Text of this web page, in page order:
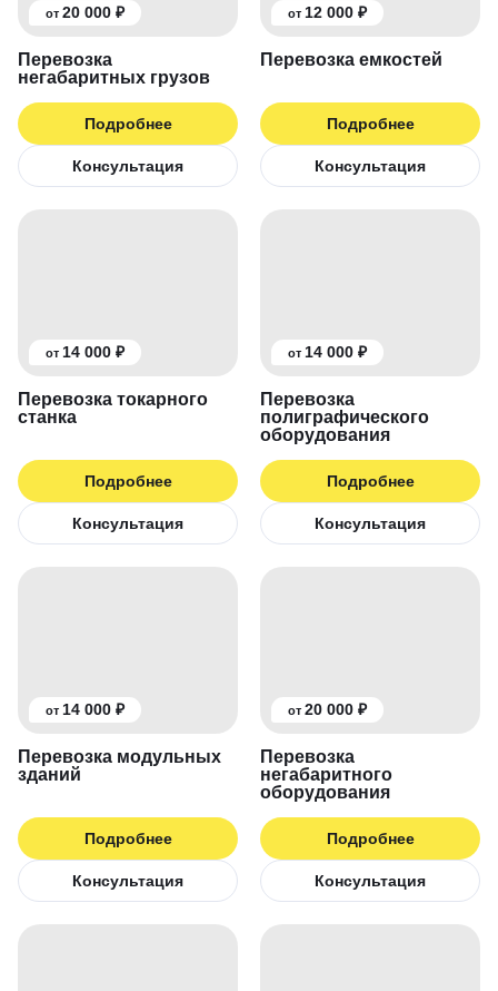
от 20 000 ₽
Перевозка
негабаритных грузов
Подробнее
Консультация
от 12 000 ₽
Перевозка емкостей
Подробнее
Консультация
от 14 000 ₽
Перевозка токарного
станка
Подробнее
Консультация
от 14 000 ₽
Перевозка
полиграфического
оборудования
Подробнее
Консультация
от 14 000 ₽
Перевозка модульных
зданий
Подробнее
Консультация
от 20 000 ₽
Перевозка
негабаритного
оборудования
Подробнее
Консультация